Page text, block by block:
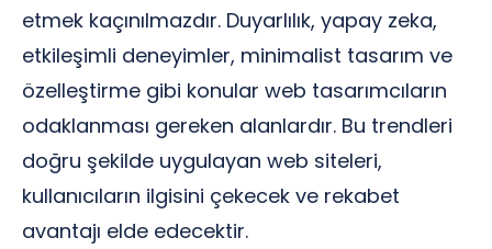
etmek kaçınılmazdır. Duyarlılık, yapay zeka,
etkileşimli deneyimler, minimalist tasarım ve
özelleştirme gibi konular web tasarımcıların
odaklanması gereken alanlardır. Bu trendleri
doğru şekilde uygulayan web siteleri,
kullanıcıların ilgisini çekecek ve rekabet
avantajı elde edecektir.